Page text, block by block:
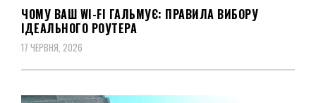
ЧОМУ ВАШ WI-FI ГАЛЬМУЄ: ПРАВИЛА ВИБОРУ
ІДЕАЛЬНОГО РОУТЕРА
17 ЧЕРВНЯ, 2026